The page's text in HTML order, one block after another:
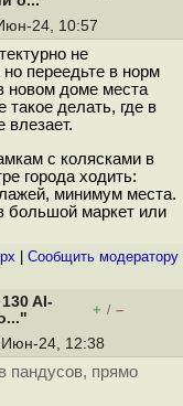
24, 10:57
не
переедьте в норм
новом доме места
такое делать, где в
влезает.
с колясками в
города ходить:
минимум места.
большой маркет или
Cообщить модератору
AI-
+ / –
24, 12:38
пандусов, прямо